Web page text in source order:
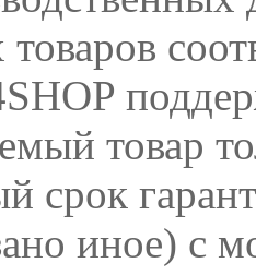
товар
иное) с